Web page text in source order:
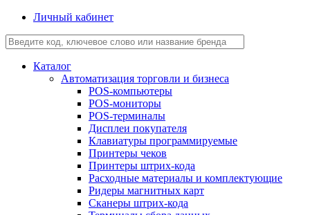
Личный кабинет
Каталог
Автоматизация торговли и бизнеса
POS-компьютеры
POS-мониторы
POS-терминалы
Дисплеи покупателя
Клавиатуры программируемые
Принтеры чеков
Принтеры штрих-кода
Расходные материалы и комплектующие
Ридеры магнитных карт
Сканеры штрих-кода